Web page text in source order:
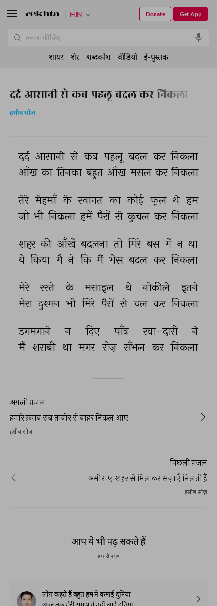
दर्द आसानी से कब पहलू बदल कर निकला
हसीब सोज़
दर्द आसानी से कब पहलू बदल कर निकला
आँख का तिनका बहुत आँख मसल कर निकला
तेरे मेहमाँ के स्वागत का कोई फूल थे हम
जो भी निकला हमें पैरों से कुचल कर निकला
शहर की आँखें बदलना तो मिरे बस में न था
ये किया मैं ने कि मैं भेस बदल कर निकला
मेरे रस्ते के मसाइल थे नोकीले
इतने
मेरा दुश्मन भी मिरे पैरों से चल कर निकला
डगमगाने न दिए पाँव रवा-दारी
ने
मैं शराबी था मगर रोज़ सँभल कर निकला
अगली ग़ज़ल
हमारे ख़्वाब सब ताबीर से बाहर निकल आए
हसीब सोज़
पिछली ग़ज़ल
अमीर-ए-शहर से मिल कर सज़ाएँ मिलती हैं
हसीब सोज़
REKHTA RECENT
HIN Get App
Donate
शायर शेर शब्दकोश वीडियो ई-पुस्तक